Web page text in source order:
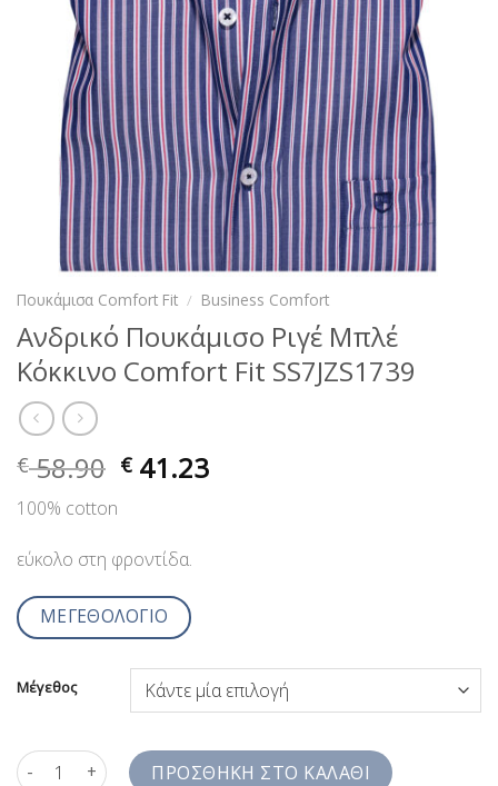
Πουκάμισα Comfort Fit / Business Comfort
Ανδρικό Πουκάμισο Ριγέ Μπλέ
Κόκκινο Comfort Fit SS7JZS1739
€58.90 € 41.23
100% cotton
εύκολο στη φροντίδα.
ΜΕΓΕΘΟΛΟΓΙΟ
Μέγεθος
Ανδρικό Πουκάμισο Ριγέ Μπλέ Κόκκινο Comfort Fit
ΠΡΟΣΘΉΚΗ ΣΤΟ ΚΑΛΆΘΙ